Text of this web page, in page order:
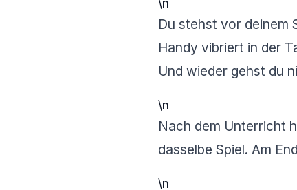
\n
Du stehst vor deinem
Handy vibriert in der
Und wieder gehst du
\n
Nach dem Unterricht
dasselbe Spiel. Am
\n